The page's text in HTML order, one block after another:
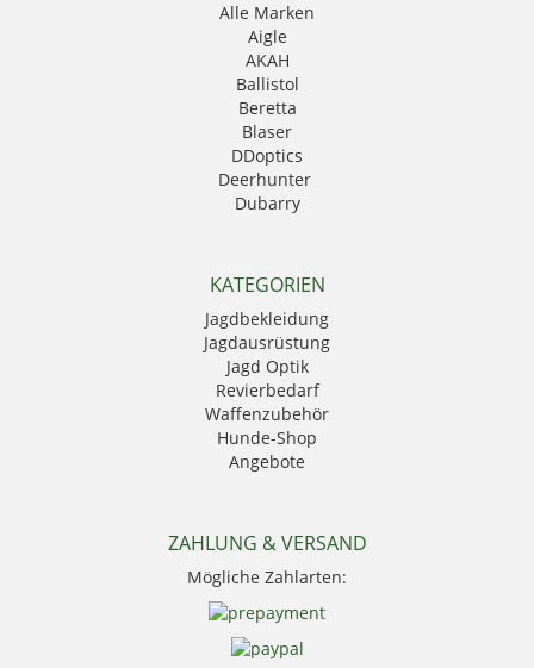
Alle Marken
Aigle
AKAH
Ballistol
Beretta
Blaser
DDoptics
Deerhunter
Dubarry
GPO
Härkila
HikMicro
Hubertus
Kahles
Krawattendackel
Leica
Mauser
Mjoelner Hunting
NRA Fud
Sauer
Seeland
Skogen
Stanley
KATEGORIEN
Jagdbekleidung
Jagdausrüstung
Jagd Optik
Revierbedarf
Waffenzubehör
Hunde-Shop
Angebote
ZAHLUNG & VERSAND
Mögliche Zahlarten: